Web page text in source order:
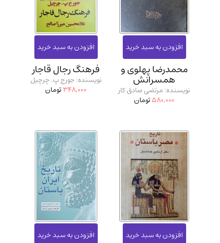
محمدرضا پهلوی و
همسرانش
نویسنده: مرتضی صادق کار
580,000تومان
فرهنگ رجال قاجار
نویسنده: جورج پ. چرچیل
348,000تومان